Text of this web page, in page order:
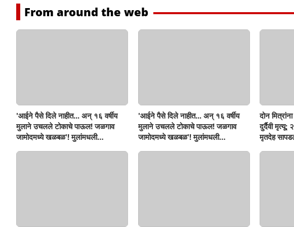
From around the web
'आईने पैसे दिले नाहीत... अन् १६ वर्षीय
मुलाने उचलले टोकाचे पाऊल! जळगाव
जामोदमध्ये खळबळ'! मुलांमधली
'आईने पैसे दिले नाहीत... अन् १६ वर्षीय
मुलाने उचलले टोकाचे पाऊल! जळगाव
जामोदमध्ये खळबळ'! मुलांमधली
दोन
दुर्दैवी मृत्यू;
मृतदेह